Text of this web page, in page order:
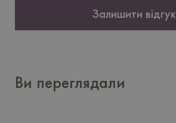
Залишити відгук
Ви переглядали